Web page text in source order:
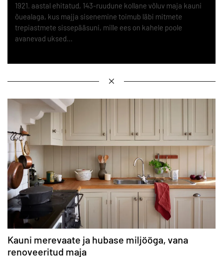
1921. aastal ehitatud, 143-ruudune kollane võluv maja kauni
õuealaga, kus majja sisenemine toimub läbi mitmete
trepiastmete sissepääsuni, mille ees on kahele poole
avanevad uksed…
Kauni merevaate ja hubase miljööga, vana
renoveeritud maja